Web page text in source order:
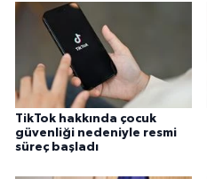
TikTok hakkında çocuk
güvenliği nedeniyle resmi
süreç başladı